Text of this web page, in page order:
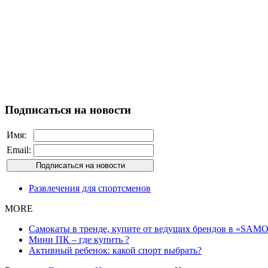
Подписаться на новости
Имя:
Email:
Развлечения для спортсменов
MORE
Самокаты в тренде, купите от ведущих брендов в
Мини ПК – где купить ?
Активный ребенок: какой спорт выбрать?